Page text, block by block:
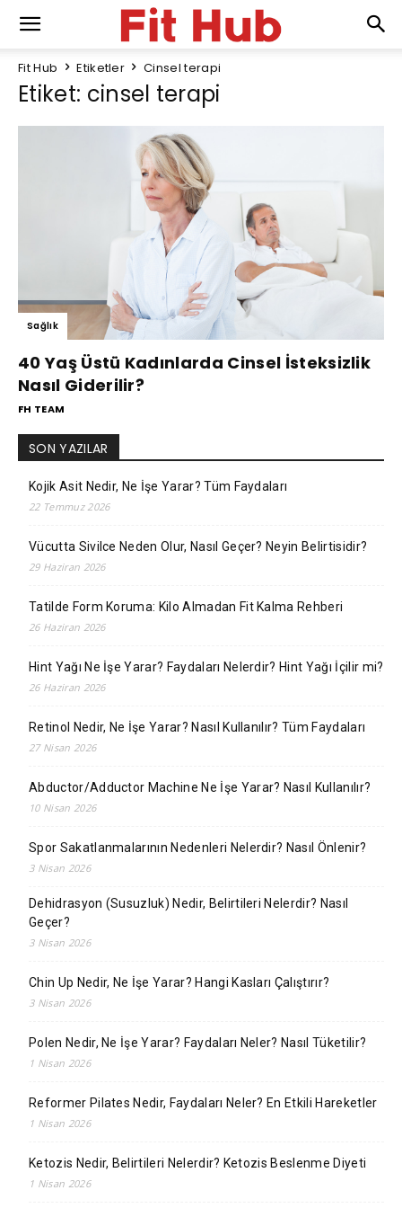
Fit Hub Etiketler Cinsel terapi
Etiket: cinsel terapi
Sağlık
40 Yaş Üstü Kadınlarda Cinsel İsteksizlik
Nasıl Giderilir?
FH TEAM
SON YAZILAR
Kojik Asit Nedir, Ne İşe Yarar? Tüm Faydaları
22 Temmuz 2026
Vücutta Sivilce Neden Olur, Nasıl Geçer? Neyin Belirtisidir?
29 Haziran 2026
Tatilde Form Koruma: Kilo Almadan Fit Kalma Rehberi
26 Haziran 2026
Hint Yağı Ne İşe Yarar? Faydaları Nelerdir? Hint Yağı İçilir mi?
26 Haziran 2026
Retinol Nedir, Ne İşe Yarar? Nasıl Kullanılır? Tüm Faydaları
27 Nisan 2026
Abductor/Adductor Machine Ne İşe Yarar? Nasıl Kullanılır?
10 Nisan 2026
Spor Sakatlanmalarının Nedenleri Nelerdir? Nasıl Önlenir?
3 Nisan 2026
Dehidrasyon (Susuzluk) Nedir, Belirtileri Nelerdir? Nasıl
Geçer?
3 Nisan 2026
Chin Up Nedir, Ne İşe Yarar? Hangi Kasları Çalıştırır?
3 Nisan 2026
Polen Nedir, Ne İşe Yarar? Faydaları Neler? Nasıl Tüketilir?
1 Nisan 2026
Reformer Pilates Nedir, Faydaları Neler? En Etkili Hareketler
1 Nisan 2026
Ketozis Nedir, Belirtileri Nelerdir? Ketozis Beslenme Diyeti
1 Nisan 2026